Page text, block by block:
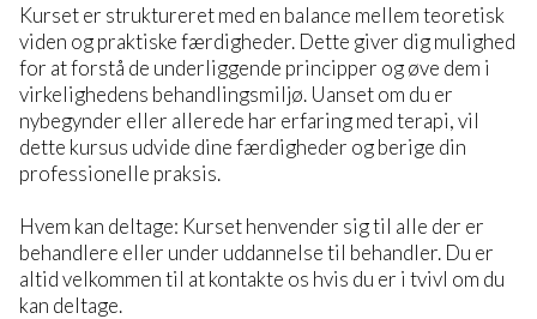
Kurset er struktureret med en balance mellem teoretisk
viden og praktiske færdigheder. Dette giver dig mulighed
for at forstå de underliggende principper og øve dem i
virkelighedens behandlingsmiljø. Uanset om du er
nybegynder eller allerede har erfaring med terapi, vil
dette kursus udvide dine færdigheder og berige din
professionelle praksis.
Hvem kan deltage: Kurset henvender sig til alle der er
behandlere eller under uddannelse til behandler. Du er
altid velkommen til at kontakte os hvis du er i tvivl om du
kan deltage.